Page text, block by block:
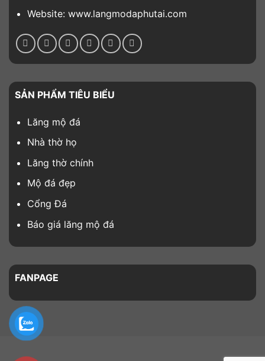
Website: www.langmodaphutai.com
SẢN PHẨM TIÊU BIỂU
Lăng mộ đá
Nhà thờ họ
Lăng thờ chính
Mộ đá đẹp
Cổng Đá
Báo giá lăng mộ đá
FANPAGE